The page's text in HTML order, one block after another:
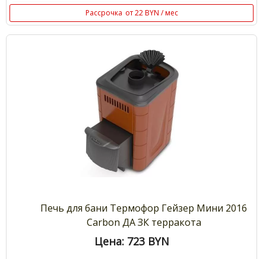
Рассрочка от 22 BYN / мес
Печь для бани Термофор Гейзер Мини 2016
Carbon ДА ЗК терракота
Цена: 723 BYN